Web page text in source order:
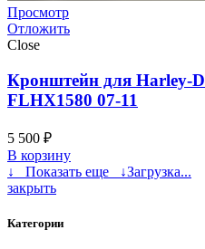
Просмотр
Отложить
Close
Кронштейн для Harley-
FLHX1580 07-11
5 500 ₽
В корзину
↓ Показать еще ↓Загрузка...
закрыть
Категории